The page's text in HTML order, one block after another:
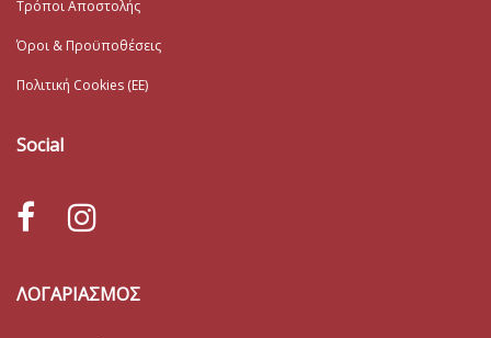
Τρόποι Αποστολής
Όροι & Προϋποθέσεις
Πολιτική Cookies (ΕΕ)
Social
ΛΟΓΑΡΙΑΣΜΟΣ